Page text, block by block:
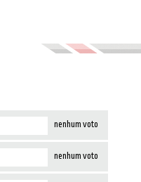
nenhum voto
nenhum voto